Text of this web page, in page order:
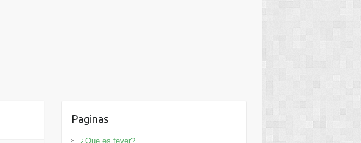
Paginas
¿Que es fever?